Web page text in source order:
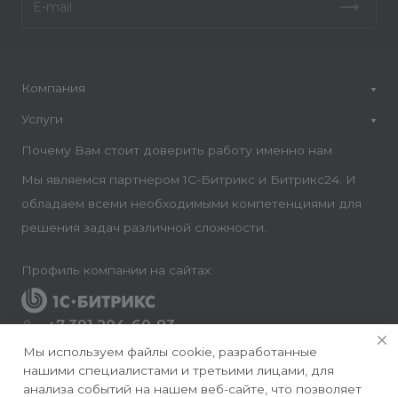
Компания
Услуги
Почему Вам стоит доверить работу именно нам
Мы являемся партнером 1С-Битрикс и Битрикс24. И
обладаем всеми необходимыми компетенциями для
решения задач различной сложности.
Профиль компании на сайтах:
+7 391 204-60-83
Заказать звонок
info@conversite.ru
Мы используем файлы cookie, разработанные
нашими специалистами и третьими лицами, для
анализа событий на нашем веб-сайте, что позволяет